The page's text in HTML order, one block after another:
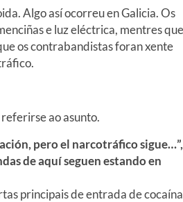
Algo así ocorreu en Galicia. Os
e luz eléctrica, mentres que
os contrabandistas foran xente
ao asunto.
pero el narcotráfico sigue…”,
de aquí seguen estando en
principais de entrada de cocaína